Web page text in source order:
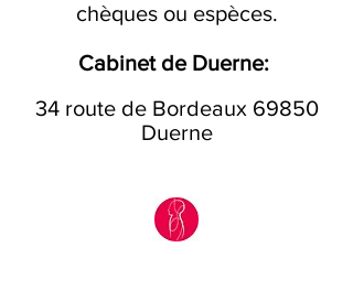
chèques ou espèces.
Cabinet de Duerne:
34 route de Bordeaux 69850
Duerne